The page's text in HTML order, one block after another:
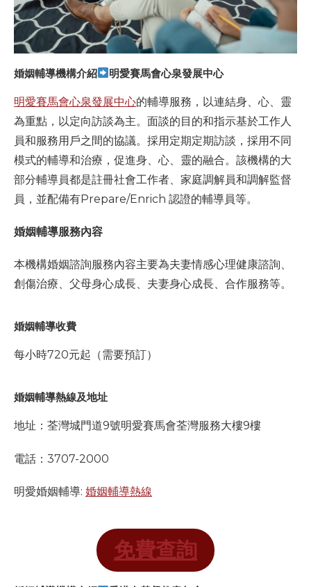
婚姻輔導機構介紹 明愛賽馬會心泉發展中心
明愛賽馬會心泉發展中心的輔導服務，以連結身、心、靈
為重點，以定向訪談為主。面談的目的和指示基於工作人
員和服務用戶之間的協議。採用定期定期訪談，採用不同
模式的輔導和治療，促進身、心、靈的融合。該機構的大
部分輔導員都是註冊社會工作者、家庭調解員和調解監督
員，並配備有Prepare/Enrich 認證的輔導員等。
婚姻輔導服務內容
本機構婚姻諮詢服務內容主要為夫妻情感心理健康諮詢、
創傷治療、父母身心成長、夫妻身心成長、合作服務等。
婚姻輔導收費
每小時720元起（需要預訂）
婚姻輔導熱線及地址
地址：荃灣城門道9號明愛賽馬會荃灣服務大樓9樓
電話：3707-2000
明愛婚姻輔導: 婚姻輔導熱線
免費查詢